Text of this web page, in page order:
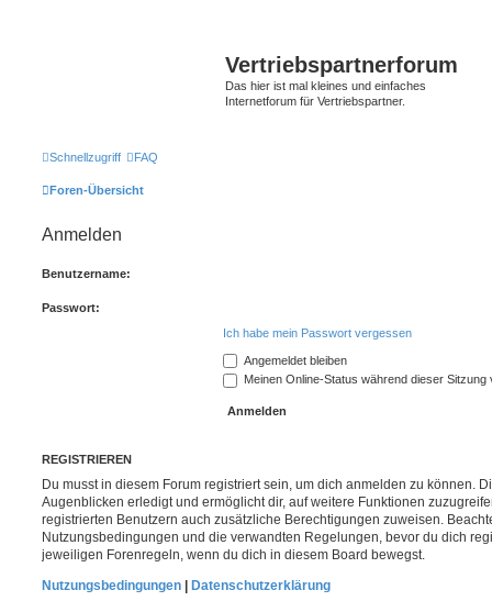
Vertriebspartnerforum
Das hier ist mal kleines und einfaches
Internetforum für Vertriebspartner.
Schnellzugriff FAQ
Foren-Übersicht
Anmelden
Benutzername:
Passwort:
Ich habe mein Passwort vergessen
Angemeldet bleiben
Meinen Online-Status während dieser Sitzung
REGISTRIEREN
Du musst in diesem Forum registriert sein, um dich anmelden zu können.
Augenblicken erledigt und ermöglicht dir, auf weitere Funktionen
registrierten Benutzern auch zusätzliche Berechtigungen zuweisen.
Nutzungsbedingungen und die verwandten Regelungen, bevor du dich
jeweiligen Forenregeln, wenn du dich in diesem Board bewegst.
Nutzungsbedingungen
Datenschutzerklärung